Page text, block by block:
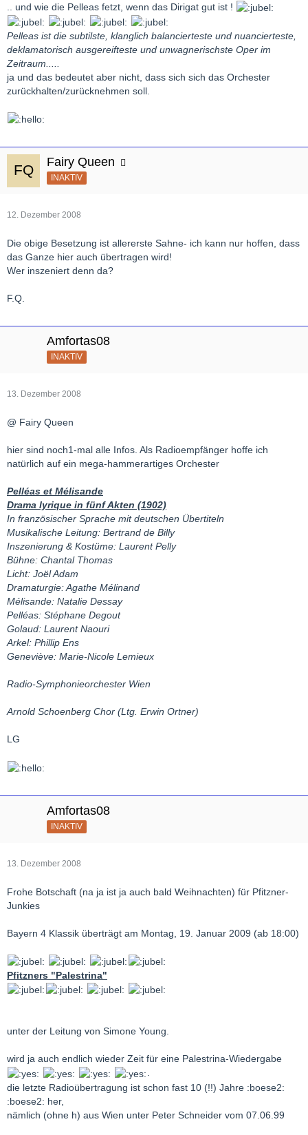
.. und wie die Pelleas fetzt, wenn das Dirigat gut ist !
Pelleas ist die subtilste, klanglich balancierteste und nuancierteste,
deklamatorisch ausgereifteste und unwagnerischste Oper im
Zeitraum.....
ja und das bedeutet aber nicht, dass sich sich das Orchester
zurückhalten/zurücknehmen soll.
Fairy Queen
INAKTIV
12. Dezember 2008
Die obige Besetzung ist allererste Sahne- ich kann nur hoffen, dass
das Ganze hier auch übertragen wird!
Wer inszeniert denn da?
F.Q.
Amfortas08
INAKTIV
13. Dezember 2008
@ Fairy Queen
hier sind noch1-mal alle Infos. Als Radioempfänger hoffe ich
natürlich auf ein mega-hammerartiges Orchester
Pelléas et Mélisande
Drama lyrique in fünf Akten (1902)
In französischer Sprache mit deutschen Übertiteln
Musikalische Leitung: Bertrand de Billy
Inszenierung & Kostüme: Laurent Pelly
Bühne: Chantal Thomas
Licht: Joël Adam
Dramaturgie: Agathe Mélinand
Mélisande: Natalie Dessay
Pelléas: Stéphane Degout
Golaud: Laurent Naouri
Arkel: Phillip Ens
Geneviève: Marie-Nicole Lemieux
Radio-Symphonieorchester Wien
Arnold Schoenberg Chor (Ltg. Erwin Ortner)
LG
Amfortas08
INAKTIV
13. Dezember 2008
Frohe Botschaft (na ja ist ja auch bald Weihnachten) für Pfitzner-
Junkies
Bayern 4 Klassik überträgt am Montag, 19. Januar 2009 (ab 18:00)
Pfitzners "Palestrina"
unter der Leitung von Simone Young.
wird ja auch endlich wieder Zeit für eine Palestrina-Wiedergabe
.
die letzte Radioübertragung ist schon fast 10 (!!) Jahre :boese2:
:boese2: her,
nämlich (ohne h) aus Wien unter Peter Schneider vom 07.06.99